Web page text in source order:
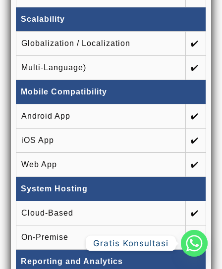
Scalability
Globalization / Localization ✔️
Multi-Language) ✔️
Mobile Compatibility
Android App ✔️
iOS App ✔️
Web App ✔️
System Hosting
Cloud-Based ✔️
On-Premise ✔️
Reporting and Analytics
Gratis Konsultasi